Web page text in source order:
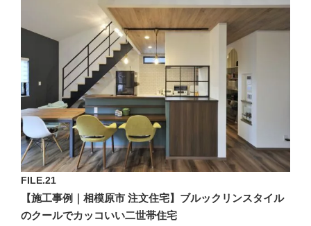
FILE.21
【施工事例｜相模原市 注文住宅】ブルックリンスタイル
のクールでカッコいい二世帯住宅